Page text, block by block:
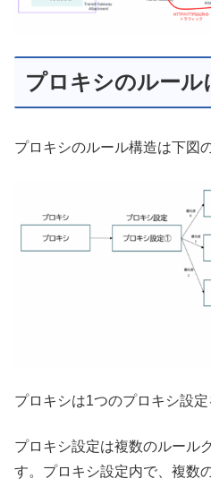
プロキシのルール
プロキシのルール構造は下図
プロキシは1つのプロキシ設定
プロキシ設定は複数のルール
す。プロキシ設定内で、複数